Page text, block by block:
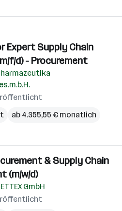
Expert Supply Chain
f/d) - Procurement
ab 4.355,55 € monatlich
& Supply Chain
(m/w/d)
GmbH